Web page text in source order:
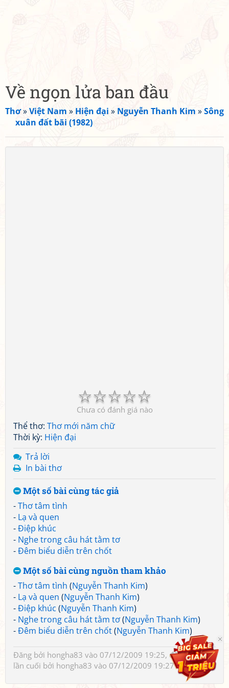
Về ngọn lửa ban đầu
Thơ»Việt Nam » Hiện đại » Nguyễn Thanh Kim »Sông
xuân đất bãi (1982)
☆
☆
☆
☆
☆
Chưa có đánh giá nào
Thể thơ: Thơ mới năm chữ
Thời kỳ: Hiện đại
Trả lời
In bài thơ
Một số bài cùng tác giả
-Thơ tâm tình
- Lạ và quen
-Điệp khúc
- Nghe trong câu hát tằm tơ
-Đêm biểu diễn trên chốt
Một số bài cùng nguồn tham khảo
-Thơ tâm tình (Nguyễn Thanh Kim)
- Lạ và quen (Nguyễn Thanh Kim)
-Điệp khúc (Nguyễn Thanh Kim)
- Nghe trong câu hát tằm tơ(Nguyễn Thanh Kim)
-Đêm biểu diễn trên chốt(Nguyễn Thanh Kim)
Đăng bởi hongha83 vào 07/12/2009 19:25, đã sửa 1 lần,
lần cuối bởi hongha83 vào 07/12/2009 19:27